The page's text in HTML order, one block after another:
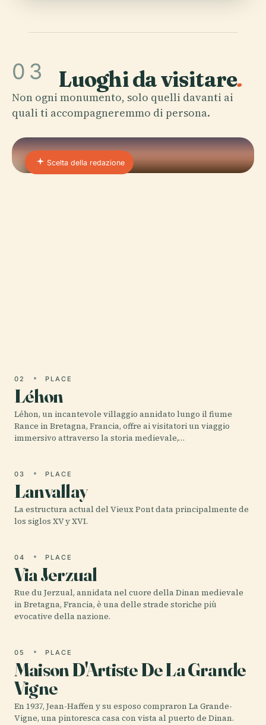
03 Luoghi da visitare.
Non ogni monumento, solo quelli davanti ai
quali ti accompagneremmo di persona.
Scelta della redazione
02 PLACE
Léhon
Léhon, un incantevole villaggio annidato lungo il fiume
Rance in Bretagna, Francia, offre ai visitatori un viaggio
immersivo attraverso la storia medievale,…
03 PLACE
Lanvallay
La estructura actual del Vieux Pont data principalmente de
los siglos XV y XVI.
04 PLACE
Via Jerzual
Rue du Jerzual, annidata nel cuore della Dinan medievale
in Bretagna, Francia, è una delle strade storiche più
evocative della nazione.
05 PLACE
Maison D'Artiste De La Grande
Vigne
En 1937, Jean-Haffen y su esposo compraron La Grande-
Vigne, una pintoresca casa con vista al puerto de Dinan.